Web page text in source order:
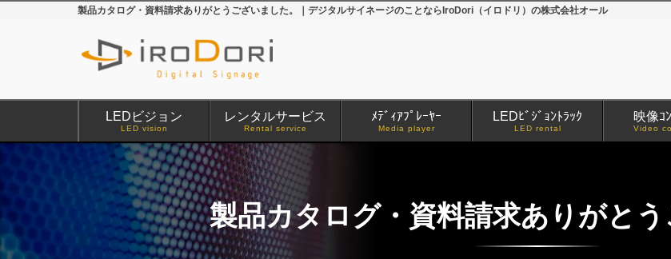
製品カタログ・資料請求ありがとうございました。｜デジタルサイネージのことならIroDori（イロドリ）の株式会社オール
LEDビジョン
LED vision
レンタルサービス
Rental service
ﾒﾃﾞｨｱﾌﾟﾚｰﾔｰ
Media player
LEDﾋﾞｼﾞｮﾝﾄﾗｯｸ
LED rental
映像ｺ
Video
製品カタログ・資料請求ありがとう